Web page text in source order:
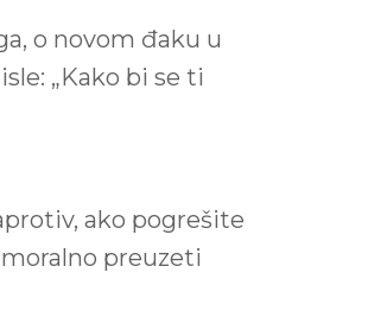
o novom đaku u
„Kako bi se ti
ako pogrešite
preuzeti